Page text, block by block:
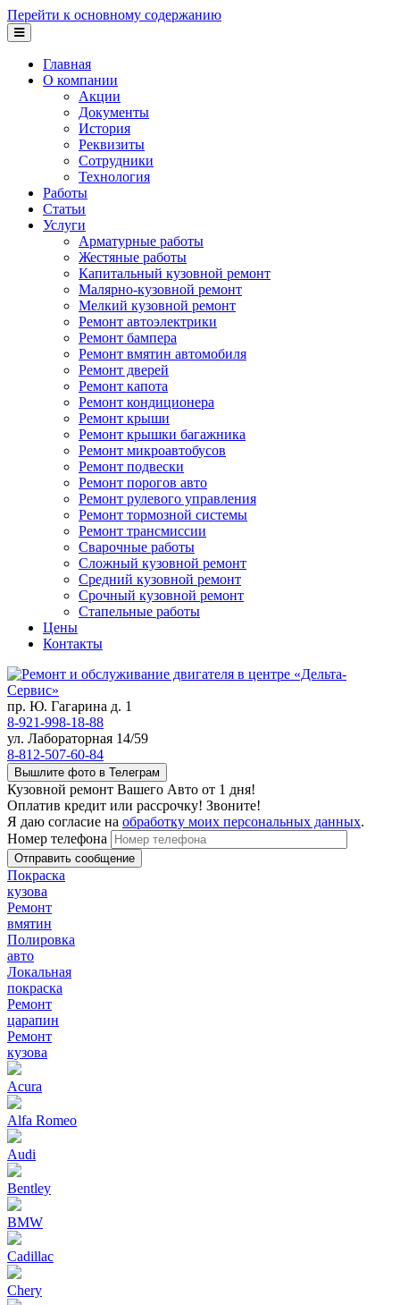
Перейти к основному содержанию
Главная
О компании
Акции
Документы
История
Реквизиты
Сотрудники
Технология
Работы
Статьи
Услуги
Арматурные работы
Жестяные работы
Капитальный кузовной ремонт
Малярно-кузовной ремонт
Мелкий кузовной ремонт
Ремонт автоэлектрики
Ремонт бампера
Ремонт вмятин автомобиля
Ремонт дверей
Ремонт капота
Ремонт кондиционера
Ремонт крыши
Ремонт крышки багажника
Ремонт микроавтобусов
Ремонт подвески
Ремонт порогов авто
Ремонт рулевого управления
Ремонт тормозной системы
Ремонт трансмиссии
Сварочные работы
Сложный кузовной ремонт
Средний кузовной ремонт
Срочный кузовной ремонт
Стапельные работы
Цены
Контакты
пр. Ю. Гагарина д. 1
8-921-998-18-88
ул. Лабораторная 14/59
8-812-507-60-84
Вышлите фото в Телеграм
Кузовной ремонт Вашего Авто от 1 дня!
Оплатив кредит или рассрочку! Звоните!
Я даю согласие на обработку моих персональных данных.
Номер телефона
Покраска
кузова
Ремонт
вмятин
Полировка
авто
Локальная
покраска
Ремонт
царапин
Ремонт
кузова
Acura
Alfa Romeo
Audi
Bentley
BMW
Cadillac
Chery